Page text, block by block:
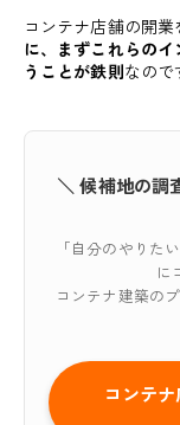
コンテナ店舗の開業
に、まずこれらの
うことが鉄則なので
＼ 候補地の調
「自分のやりた
に
コンテナ建築の
コンテ